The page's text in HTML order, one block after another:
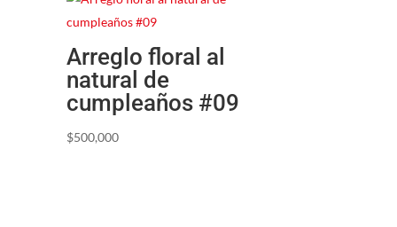
Arreglo floral al
natural de
cumpleaños #09
$500,000